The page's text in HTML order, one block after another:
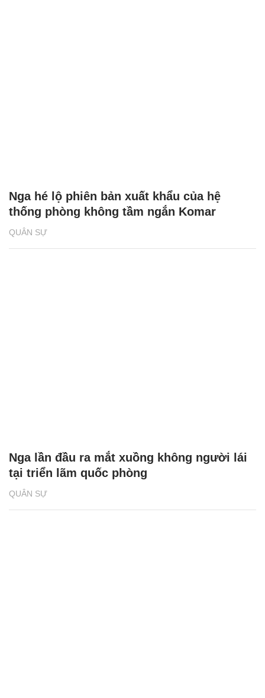
QUÂN SỰ
Nga hé lộ phiên bản xuất khẩu của hệ
thống phòng không tầm ngắn Komar
QUÂN SỰ
Nga lần đầu ra mắt xuồng không người lái
tại triển lãm quốc phòng